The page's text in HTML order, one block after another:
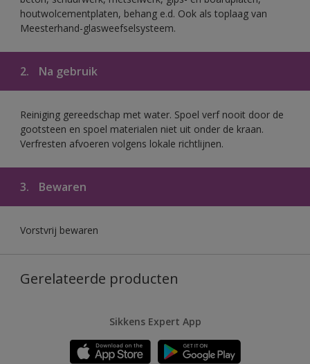
houtwolcementplaten, behang e.d. Ook als toplaag van
Meesterhand-glasweefselsysteem.
2. Na gebruik
Reiniging gereedschap met water. Spoel verf nooit door de
gootsteen en spoel materialen niet uit onder de kraan.
Verfresten afvoeren volgens lokale richtlijnen.
3. Bewaren
Vorstvrij bewaren
Gerelateerde producten
Sikkens Expert App